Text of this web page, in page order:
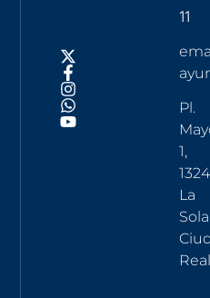
11
Pl.
1,
La
Real